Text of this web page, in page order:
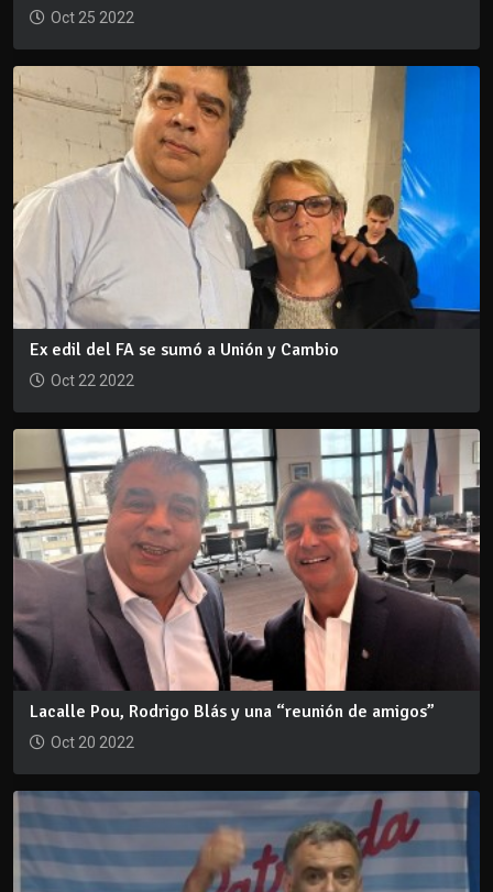
Oct 25 2022
Ex edil del FA se sumó a Unión y Cambio
Oct 22 2022
Lacalle Pou, Rodrigo Blás y una “reunión de amigos”
Oct 20 2022